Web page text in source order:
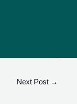
Next Post →